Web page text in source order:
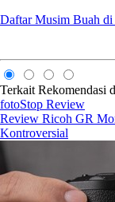
Daftar Musim Buah di
Terkait Rekomendasi
fotoStop Review
Review Ricoh GR
Kontroversial